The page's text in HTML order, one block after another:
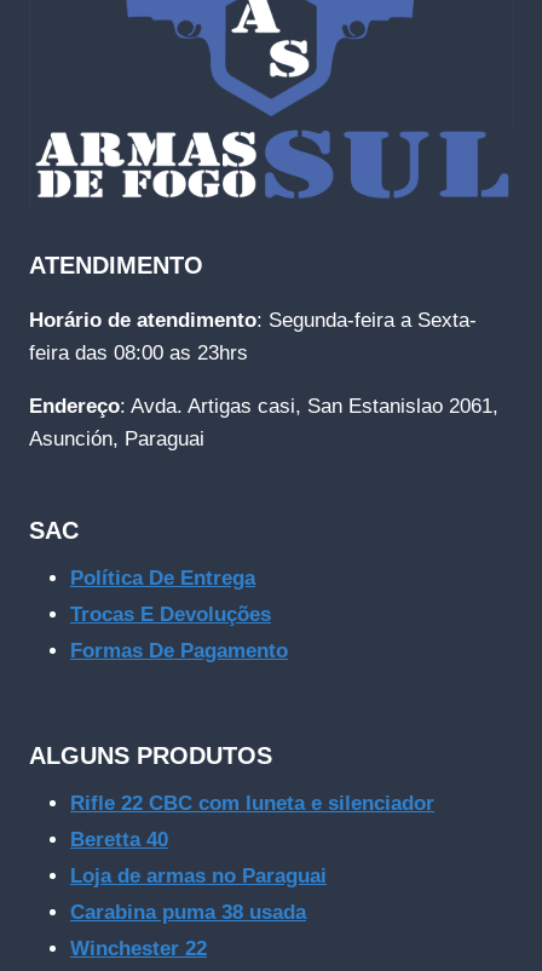
ATENDIMENTO
Horário de atendimento: Segunda-feira a Sexta-
feira das 08:00 as 23hrs
Endereço: Avda. Artigas casi, San Estanislao 2061,
Asunción, Paraguai
SAC
Política De Entrega
Trocas E Devoluções
Formas De Pagamento
ALGUNS PRODUTOS
Rifle 22 CBC com luneta e silenciador
Beretta 40
Loja de armas no Paraguai
Carabina puma 38 usada
Winchester 22